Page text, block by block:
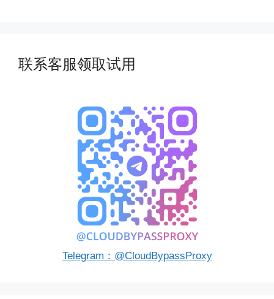
联系客服领取试用
Telegram：@CloudBypassProxy